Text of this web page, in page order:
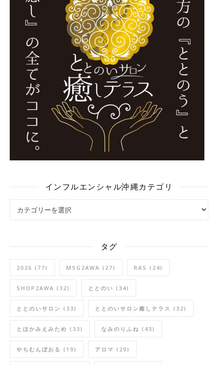
インフルエンシャル沖縄カテゴリ
タグ
2026 (77) MSG2AWA (27) RAS (24)
SHOP2AWA (32) ととのい (34)
ととのいサロン (33) ととのいサロン癒しテラス (32)
とほかみえみため (33) なみのりふね (43)
やちむんぼおる (19) アロマ (29)